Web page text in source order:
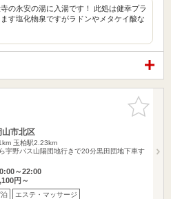
の永安の湯に入湯です！ 此処は健幸プラ
す塩化物泉ですがラドンやメタケイ酸な
お気に入
りに追加
山市北区
玉柏駅2.23km
宇野バス山陽団地行きで20分黒田団地下車す
～22:00
円～
エステ・マッサージ